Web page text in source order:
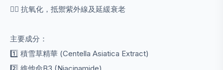
👍🏻 抗氧化，抵禦紫外線及延緩衰老
主要成分：
1️⃣ 積雪草精華 (Centella Asiatica Extract)